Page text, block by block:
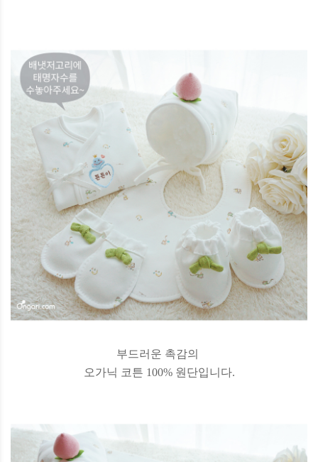
부드러운 촉감의
오가닉 코튼 100% 원단입니다.